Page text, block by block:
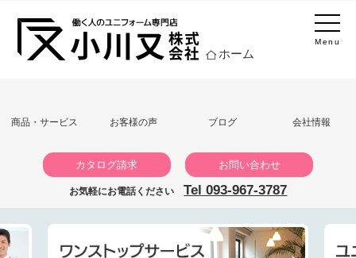
Menu
ホーム
商品・サービス お客様の声 ブログ 会社情報
カタログ請求 お問い合わせ
お気軽にお電話ください Tel 093-967-3787